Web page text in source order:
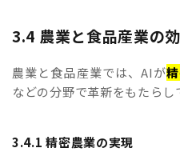
3.4 農業と食品産業の
農業と食品産業では、AIが
などの分野で革新をもたらし
3.4.1 精密農業の実現